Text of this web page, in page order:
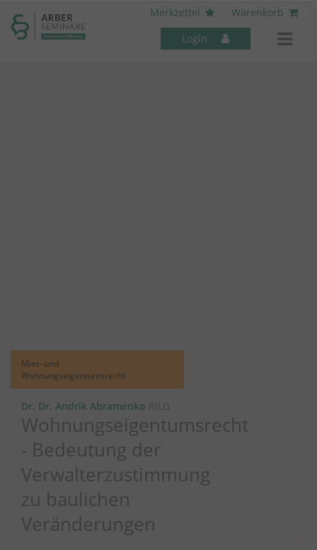
Merkzettel
Warenkorb
Login
Miet- und
Wohnungseigentumsrecht
Dr. Dr. Andrik Abramenko RiLG
Wohnungseigentumsrecht
- Bedeutung der
Verwalterzustimmung
zu baulichen
Veränderungen